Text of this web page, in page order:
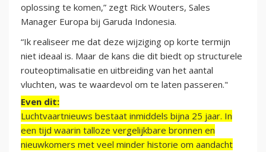
oplossing te komen,” zegt Rick Wouters, Sales
Manager Europa bij Garuda Indonesia.
“Ik realiseer me dat deze wijziging op korte termijn
niet ideaal is. Maar de kans die dit biedt op structurele
routeoptimalisatie en uitbreiding van het aantal
vluchten, was te waardevol om te laten passeren."
Even dit:
Luchtvaartnieuws bestaat inmiddels bijna 25 jaar. In
een tijd waarin talloze vergelijkbare bronnen en
nieuwkomers met veel minder historie om aandacht